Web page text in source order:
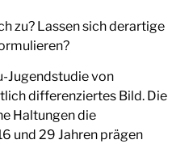
zu? Lassen sich derartige
Jugendstudie von
differenziertes Bild. Die
Haltungen die
und 29 Jahren prägen